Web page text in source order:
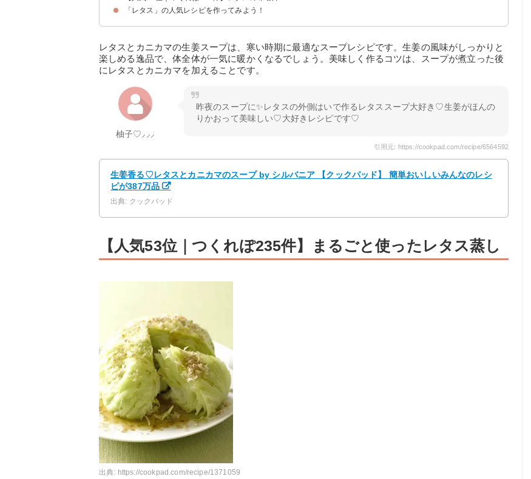
「レタス」の人気レシピを作ってみよう！
レタスとカニカマの生姜スープは、寒い時期に最適なスープレシピです。生姜の風味がしっかりと
楽しめる逸品で、体全体が一気に暖かくなるでしょう。美味しく作るコツは、スープが煮立った後
にレタスとカニカマを加えることです。
柚子♡⸝⸝⸝
昨夜のスープに✨レタスの外側はいで作るレタススープ大好き♡生姜がほんの
りかおって美味しい♡大好きレシピです♡
引用元: https://cookpad.com/recipe/6564592
生姜香る♡レタスとカニカマのスープ by シルバニア 【クックパッド】 簡単おいしいみんなのレシ
ピが387万品
出典: クックパッド
【人気53位｜つくれぽ235件】まるごと使ったレタス蒸し
出典: https://cookpad.com/recipe/1371059